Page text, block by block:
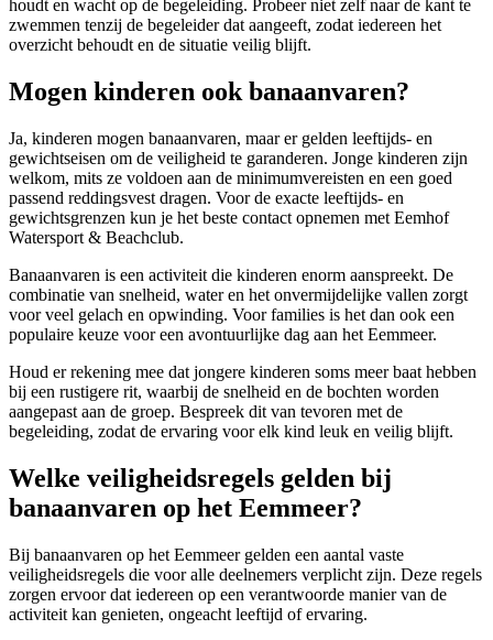
houdt en wacht op de begeleiding. Probeer niet zelf naar de kant te
zwemmen tenzij de begeleider dat aangeeft, zodat iedereen het
overzicht behoudt en de situatie veilig blijft.
Mogen kinderen ook banaanvaren?
Ja, kinderen mogen banaanvaren, maar er gelden leeftijds- en
gewichtseisen om de veiligheid te garanderen. Jonge kinderen zijn
welkom, mits ze voldoen aan de minimumvereisten en een goed
passend reddingsvest dragen. Voor de exacte leeftijds- en
gewichtsgrenzen kun je het beste contact opnemen met Eemhof
Watersport & Beachclub.
Banaanvaren is een activiteit die kinderen enorm aanspreekt. De
combinatie van snelheid, water en het onvermijdelijke vallen zorgt
voor veel gelach en opwinding. Voor families is het dan ook een
populaire keuze voor een avontuurlijke dag aan het Eemmeer.
Houd er rekening mee dat jongere kinderen soms meer baat hebben
bij een rustigere rit, waarbij de snelheid en de bochten worden
aangepast aan de groep. Bespreek dit van tevoren met de
begeleiding, zodat de ervaring voor elk kind leuk en veilig blijft.
Welke veiligheidsregels gelden bij
banaanvaren op het Eemmeer?
Bij banaanvaren op het Eemmeer gelden een aantal vaste
veiligheidsregels die voor alle deelnemers verplicht zijn. Deze regels
zorgen ervoor dat iedereen op een verantwoorde manier van de
activiteit kan genieten, ongeacht leeftijd of ervaring.